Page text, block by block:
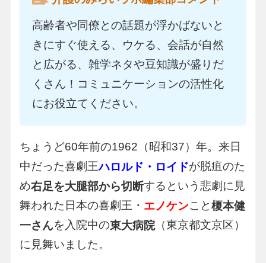
高齢者や同僚との話題が浮かばないと
きにすぐ使える、ウケる、会話が自然
と広がる、雑学ネタや豆知識が盛りだ
くさん！コミュニケーションの活性化
にお役立てください。
ちょうど60年前の1962（昭和37）年。来日
中だった喜劇王ハロルド・ロイドが脱疽のた
め右足を大腿部から切断するという悲劇に見
舞われた日本の喜劇王・ エノケンこと榎本健
一さんを入院中の東大病院（東京都文京区）
に見舞いました。